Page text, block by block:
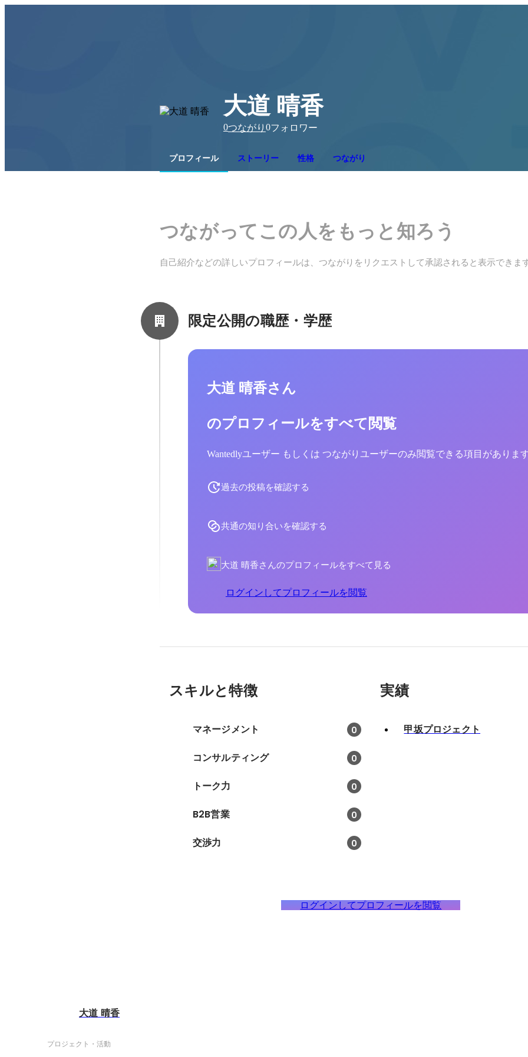
大道 晴香
0つながり 0フォロワー
プロフィール ストーリー 性格 つながり
つながってこの人をもっと知ろう
自己紹介などの詳しいプロフィールは、つながりをリクエストして承認されると表示できま
限定公開の職歴・学歴
大道 晴香さん
のプロフィールをすべて閲覧
Wantedlyユーザー もしくは つながりユーザーのみ閲覧できる項目がありま
過去の投稿を確認する
共通の知り合いを確認する
大道 晴香さんのプロフィールをすべて見る
ログインしてプロフィールを閲覧
スキルと特徴
マネージメント 0
コンサルティング 0
トーク力 0
B2B営業 0
交渉力 0
実績
甲坂プロジェクト
ログインしてプロフィールを閲覧
大道 晴香
プロジェクト・活動